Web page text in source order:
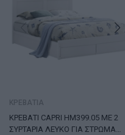
ΚΡΕΒΑΤΙΑ
ΚΡΕΒΑΤΙ CAPRI HM399.05 ΜΕ 2
ΣΥΡΤΑΡΙΑ ΛΕΥΚΟ ΓΙΑ ΣΤΡΩΜΑ